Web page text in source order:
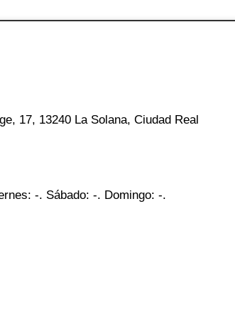
17, 13240 La Solana, Ciudad Real
-. Sábado: -. Domingo: -.